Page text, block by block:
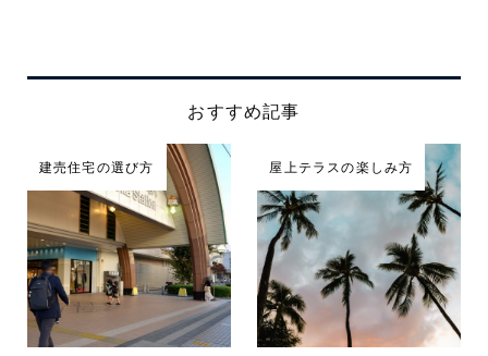
おすすめ記事
建売住宅の選び方 屋上テラスの楽しみ方